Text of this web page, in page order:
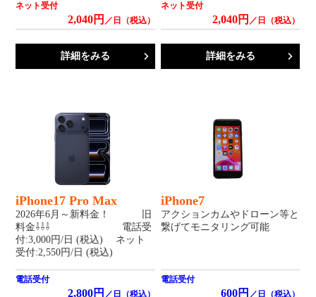
ネット受付
2,040円 ／日（税込）
詳細をみる
ネット受付
2,040円 ／日（税込）
詳細をみる
iPhone17 Pro Max
2026年6月～新料金！ 旧
料金⇩⇩⇩ 電話受
付:3,000円/日 (税込) ネット
受付:2,550円/日 (税込)
電話受付
2,800円 ／日（税込）
iPhone7
アクションカムやドローン等と
繋げてモニタリング可能
電話受付
600円 ／日（税込）